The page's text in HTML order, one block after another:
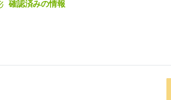
確認済みの情報